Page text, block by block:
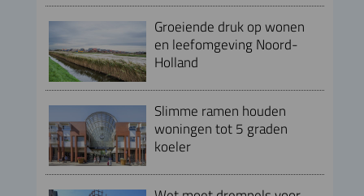
Groeiende druk op wonen
en leefomgeving Noord-
Holland
Slimme ramen houden
woningen tot 5 graden
koeler